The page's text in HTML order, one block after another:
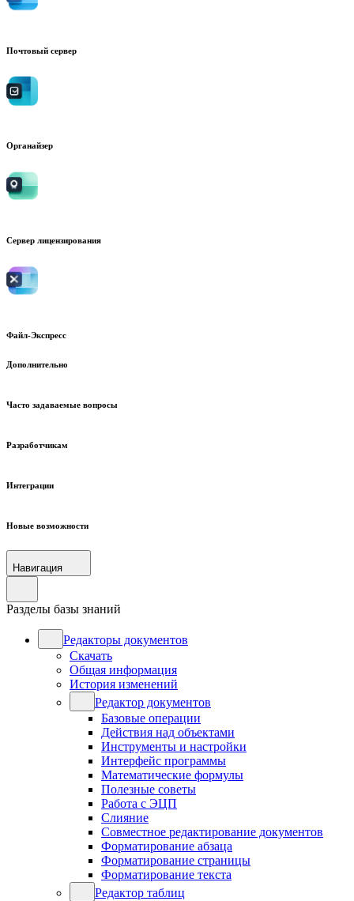
Почтовый сервер
Органайзер
Сервер лицензирования
Файл-Экспресс
Дополнительно
Часто задаваемые вопросы
Разработчикам
Интеграции
Новые возможности
Навигация
Разделы базы знаний
Редакторы документов
Скачать
Общая информация
История изменений
Редактор документов
Базовые операции
Действия над объектами
Инструменты и настройки
Интерфейс программы
Математические формулы
Полезные советы
Работа с ЭЦП
Слияние
Совместное редактирование документов
Форматирование абзаца
Форматирование страницы
Форматирование текста
Редактор таблиц